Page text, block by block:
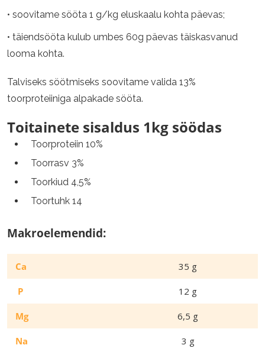
• soovitame sööta 1 g/kg eluskaalu kohta päevas;
• täiendsööta kulub umbes 60g päevas täiskasvanud
looma kohta.
Talviseks söötmiseks soovitame valida 13%
toorproteiiniga alpakade sööta.
Toitainete sisaldus 1kg söödas
Toorproteiin 10%
Toorrasv 3%
Toorkiud 4,5%
Toortuhk 14
Makroelemendid:
Ca 35 g
P 12 g
Mg 6,5 g
Na 3 g